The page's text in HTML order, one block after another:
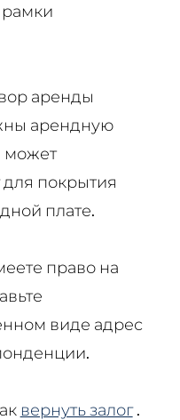
аренды
арендную
может
для покрытия
плате.
право на
виде адрес
вернуть залог.